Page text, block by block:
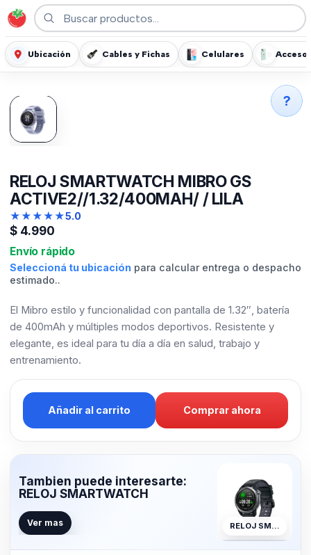
Ubicación Cables y Fichas Celulares
RELOJ SMARTWATCH MIBRO GS
ACTIVE2//1.32/400MAH/ / LILA
★★★★★5.0
$ 4.990
Envío rápido
Seleccioná tu ubicación para calcular entrega o despacho
estimado..
El Mibro estilo y funcionalidad con pantalla de 1.32″, batería
de 400mAh y múltiples modos deportivos. Resistente y
elegante, es ideal para tu día a día en salud, trabajo y
entrenamiento.
Añadir al carrito Comprar ahora
Tambien puede interesarte:
RELOJ SMARTWATCH
Ver mas RELOJ SMARTWATCH
?